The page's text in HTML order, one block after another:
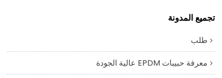
تجميع المدونة
طلب
معرفة حبيبات EPDM عالية الجودة